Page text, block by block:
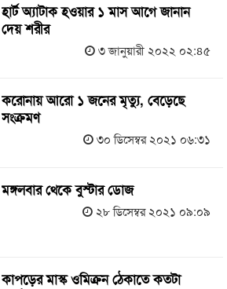
হার্ট অ্যাটাক হওয়ার ১ মাস আগে জানান
দেয় শরীর
৩ জানুয়ারী ২০২২ ০২:৪৫
করোনায় আরো ১ জনের মৃত্যু, বেড়েছে
সংক্রমণ
৩০ ডিসেম্বর ২০২১ ০৬:৩১
মঙ্গলবার থেকে বুস্টার ডোজ
২৮ ডিসেম্বর ২০২১ ০৯:০৯
কাপড়ের মাস্ক ওমিক্রন ঠেকাতে কতটা